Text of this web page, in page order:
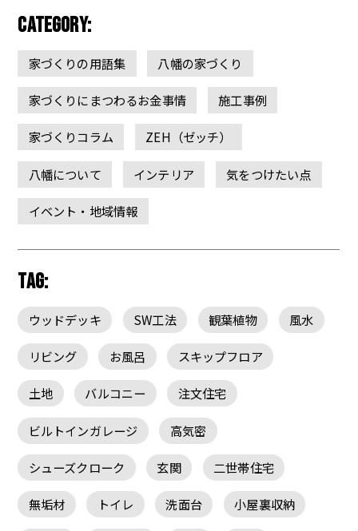
CATEGORY:
家づくりの用語集 八幡の家づくり
家づくりにまつわるお金事情 施工事例
家づくりコラム ZEH（ゼッチ）
八幡について インテリア 気をつけたい点
イベント・地域情報
TAG:
ウッドデッキ SW工法 観葉植物 風水
リビング お風呂 スキップフロア
土地 バルコニー 注文住宅
ビルトインガレージ 高気密
シューズクローク 玄関 二世帯住宅
無垢材 トイレ 洗面台 小屋裏収納